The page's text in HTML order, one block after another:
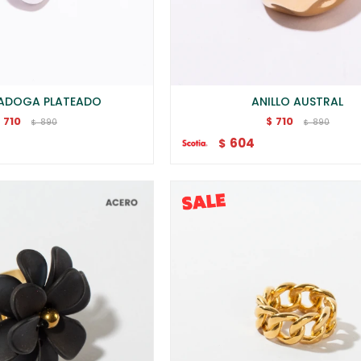
PLATEADO
710 $ 890
ANILLO AUSTRAL
$ 710 $ 890
$ 604